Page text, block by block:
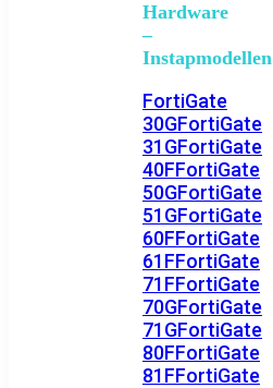
Hardware
–
Instapmodellen
FortiGate
30GFortiGate
31GFortiGate
40FFortiGate
50GFortiGate
51GFortiGate
60FFortiGate
61FFortiGate
71FFortiGate
70GFortiGate
71GFortiGate
80FFortiGate
81FFortiGate